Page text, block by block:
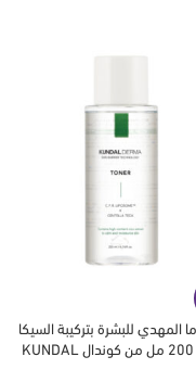
المهدي للبشرة بتركيبة السيكا